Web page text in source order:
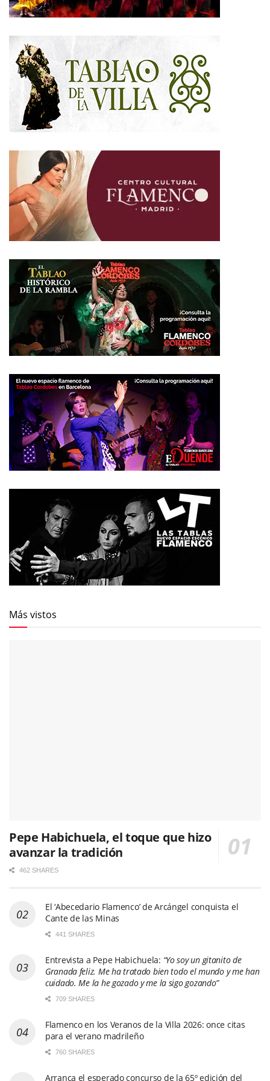
Más vistos
Pepe Habichuela, el toque que hizo
avanzar la tradición
462 SHARES
El ‘Abecedario Flamenco’ de Arcángel conquista el
Cante de las Minas
441 SHARES
Entrevista a Pepe Habichuela: “Yo soy un gitanito de
Granada feliz. Me ha tratado bien todo el mundo y me han
cuidado. Me la he gozado y me la sigo gozando”
709 SHARES
Flamenco en los Veranos de la Villa 2026: once citas
para el verano madrileño
760 SHARES
Arranca el esperado concurso de la 65º edición del